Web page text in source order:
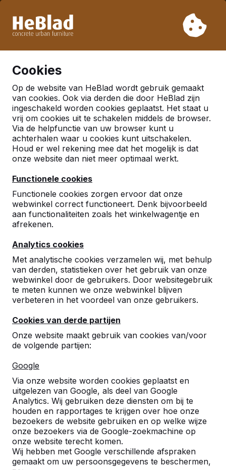
week 33. Houdt u daarom rekening met langere levertijden.
Cookies
Op de website van HeBlad wordt gebruik gemaakt
van cookies. Ook via derden die door HeBlad zijn
ingeschakeld worden cookies geplaatst. Het staat u
vrij om cookies uit te schakelen middels de browser.
Via de helpfunctie van uw browser kunt u
achterhalen waar u cookies kunt uitschakelen.
Houd er wel rekening mee dat het mogelijk is dat
onze website dan niet meer optimaal werkt.
Functionele cookies
Functionele cookies zorgen ervoor dat onze
webwinkel correct functioneert. Denk bijvoorbeeld
aan functionaliteiten zoals het winkelwagentje en
afrekenen.
Analytics cookies
Met analytische cookies verzamelen wij, met behulp
van derden, statistieken over het gebruik van onze
webwinkel door de gebruikers. Door websitegebruik
te meten kunnen we onze webwinkel blijven
verbeteren in het voordeel van onze gebruikers.
Cookies van derde partijen
Onze website maakt gebruik van cookies van/voor
de volgende partijen:
Google
Via onze website worden cookies geplaatst en
uitgelezen van Google, als deel van Google
Analytics. Wij gebruiken deze diensten om bij te
houden en rapportages te krijgen over hoe onze
bezoekers de website gebruiken en op welke wijze
onze bezoekers via de Google-zoekmachine op
onze website terecht komen.
Wij hebben met Google verschillende afspraken
gemaakt om uw persoonsgegevens te beschermen,
Al meer dan 30.000 producten verkocht
Betonnen tafeltennistafels,
bankjes en speltafels.
robuuste spel- en speeltafels.
Bekijk onze tafels -->
Ontdek ons complete
assortiment